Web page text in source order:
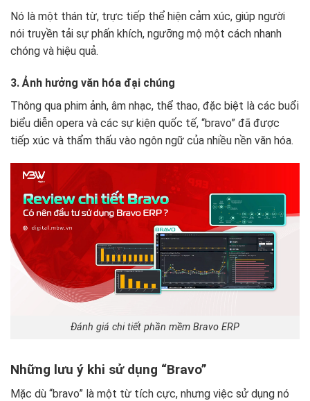
Nó là một thán từ, trực tiếp thể hiện cảm xúc, giúp người
nói truyền tải sự phấn khích, ngưỡng mộ một cách nhanh
chóng và hiệu quả.
3. Ảnh hưởng văn hóa đại chúng
Thông qua phim ảnh, âm nhạc, thể thao, đặc biệt là các buổi
biểu diễn opera và các sự kiện quốc tế, “bravo” đã được
tiếp xúc và thẩm thấu vào ngôn ngữ của nhiều nền văn hóa.
Đánh giá chi tiết phần mềm Bravo ERP
Những lưu ý khi sử dụng “Bravo”
Mặc dù “bravo” là một từ tích cực, nhưng việc sử dụng nó